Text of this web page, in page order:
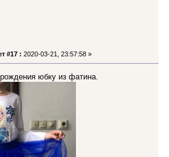
#17 : 2020-03-21, 23:57:58 »
юбку из фатина.